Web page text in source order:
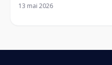
13 mai 2026